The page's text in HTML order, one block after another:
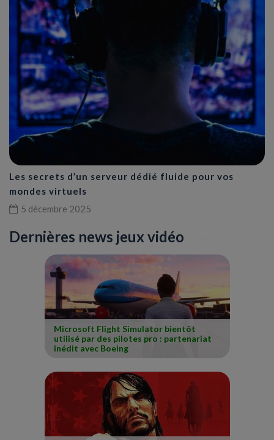
Les secrets d’un serveur dédié fluide pour vos
mondes virtuels
5 décembre 2025
Dernières news jeux vidéo
Microsoft Flight Simulator bientôt
utilisé par des pilotes pro : partenariat
inédit avec Boeing